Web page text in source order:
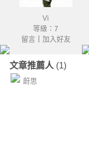
Vi
等級：7
留言｜ 加入好友
文章推薦人 (1)
蔚思